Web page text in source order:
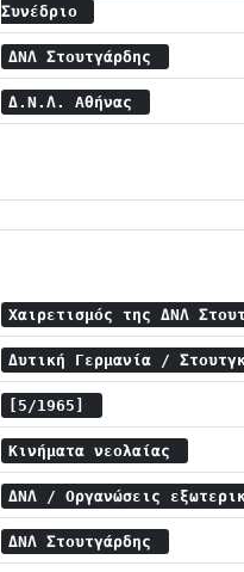
Συνέδριο
ΔΝΛ Στουτγάρδης
Δ.Ν.Λ. Αθήνας
Χαιρετισμός της ΔΝΛ
Δυτική Γερμανία /
[5/1965]
Κινήματα νεολαίας
ΔΝΛ / Οργανώσεις
ΔΝΛ Στουτγάρδης